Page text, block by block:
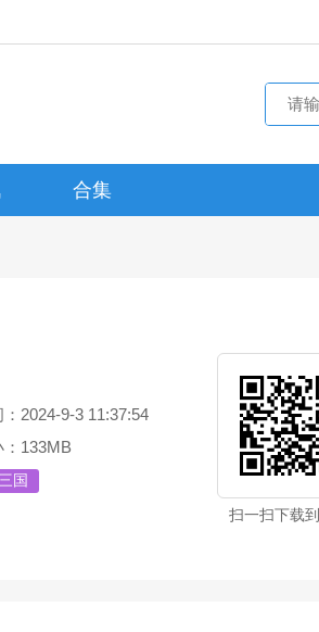
合集
2024-9-3 11:37:54
133MB
三国
扫一扫下载